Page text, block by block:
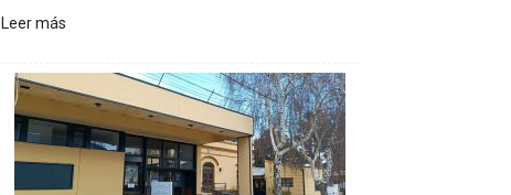
Leer más
s
q
u
e
l
m